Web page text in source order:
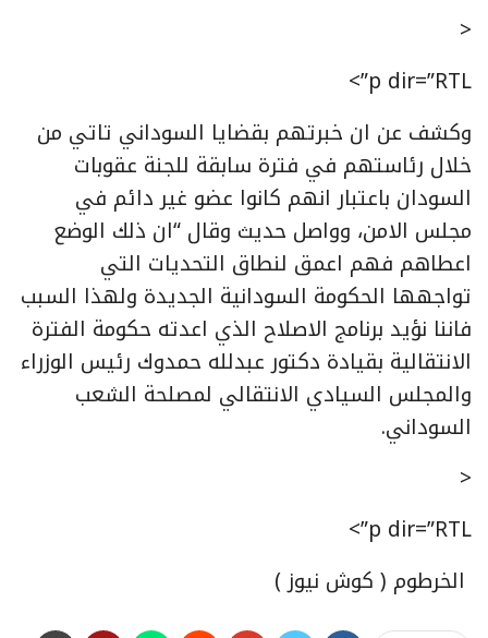
<
p dir=”RTL”>
وكشف عن ان خبرتهم بقضايا السوداني تاتي من
خلال رئاستهم في فترة سابقة للجنة عقوبات
السودان باعتبار انهم كانوا عضو غير دائم في
مجلس الامن، وواصل حديث وقال “ان ذلك الوضع
اعطاهم فهم اعمق لنطاق التحديات التي
تواجهها الحكومة السودانية الجديدة ولهذا السبب
فاننا نؤيد برنامج الاصلاح الذي اعدته حكومة الفترة
الانتقالية بقيادة دكتور عبدلله حمدوك رئيس الوزراء
والمجلس السيادي الانتقالي لمصلحة الشعب
السوداني.
<
p dir=”RTL”>
الخرطوم ( كوش نيوز )